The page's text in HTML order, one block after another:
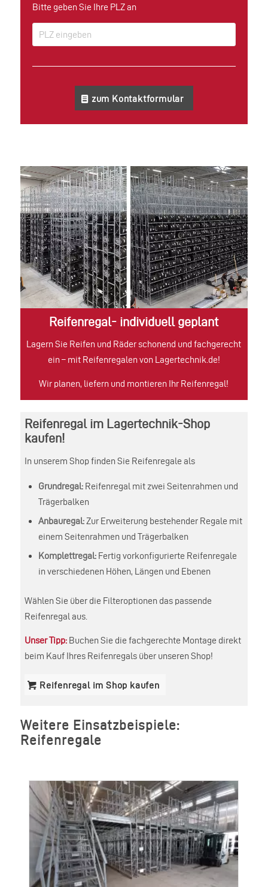
Bitte geben Sie Ihre PLZ an
zum Kontaktformular
Reifenregal- individuell geplant
Lagern Sie Reifen und Räder schonend und fachgerecht
ein – mit Reifenregalen von Lagertechnik.de!
Wir planen, liefern und montieren Ihr Reifenregal!
Reifenregal im Lagertechnik-Shop
kaufen!
In unserem Shop finden Sie Reifenregale als
Grundregal: Reifenregal mit zwei Seitenrahmen und
Trägerbalken
Anbauregal:Zur Erweiterung bestehender Regale mit
einem Seitenrahmen und Trägerbalken
Komplettregal: Fertig vorkonfigurierte Reifenregale
in verschiedenen Höhen, Längen und Ebenen
Wählen Sie über die Filteroptionen das passende
Reifenregal aus.
Unser Tipp: Buchen Sie die fachgerechte Montage direkt
beim Kauf Ihres Reifenregals über unseren Shop!
Reifenregal im Shop kaufen
Weitere Einsatzbeispiele:
Reifenregale